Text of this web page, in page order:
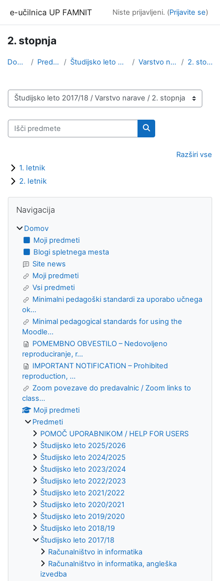
e-učilnica UP FAMNIT Niste prijavljeni. (Prijavite se)
2. stopnja
Domov Predmeti Študijsko leto 2017/18 Varstvo narave 2. stopnja
Kategorije predmetov
Išči predmete
Išči predmete
Razširi vse
1. letnik
2. letnik
Bloki
Navigacija
Domov
Moji predmeti
Blogi spletnega mesta
Site news
Moji predmeti
Vsi predmeti
Minimalni pedagoški standardi za uporabo učnega
ok...
Minimal pedagogical standards for using the
Moodle...
POMEMBNO OBVESTILO – Nedovoljeno
reproduciranje, r...
IMPORTANT NOTIFICATION – Prohibited
reproduction, ...
Zoom povezave do predavalnic / Zoom links to
class...
Moji predmeti
Predmeti
POMOČ UPORABNIKOM / HELP FOR USERS
Študijsko leto 2025/2026
Študijsko leto 2024/2025
Študijsko leto 2023/2024
Študijsko leto 2022/2023
Študijsko leto 2021/2022
Študijsko leto 2020/2021
Študijsko leto 2019/2020
Študijsko leto 2018/19
Študijsko leto 2017/18
Računalništvo in informatika
Računalništvo in informatika, angleška
izvedba